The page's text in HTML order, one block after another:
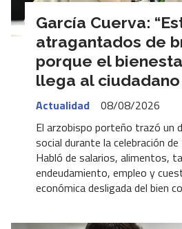
García Cuerva:
atragantados de
porque el
llega al ciudadano
Actualidad
08/08/2026
El arzobispo porteño trazó un
social durante la celebración de
Habló de salarios, alimentos,
endeudamiento, empleo y
económica desligada del bien